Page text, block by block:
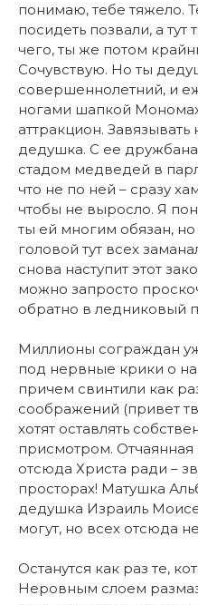
понимаю, тебе тяжело.
посидеть позвали, а
чего, ты же потом
Сочувствую. Но ты
совершеннолетний, и
ногами шапкой
аттракцион.
дедушка. С ее
стадом медведей в
что не по ней – сразу
чтобы не выросло. Я
ты ей многим обязан,
головой тут всех
снова наступит этот
можно запросто
обратно в ледниковый
Миллионы сограждан
под нервные крики о
причем свинтили как
соображений (привет
хотят оставлять
присмотром. Отчаянная
отсюда Христа ради –
просторах! Матушка
дедушка Израиль
могут, но всех отсюда
Останутся как раз те,
Неровным слоем